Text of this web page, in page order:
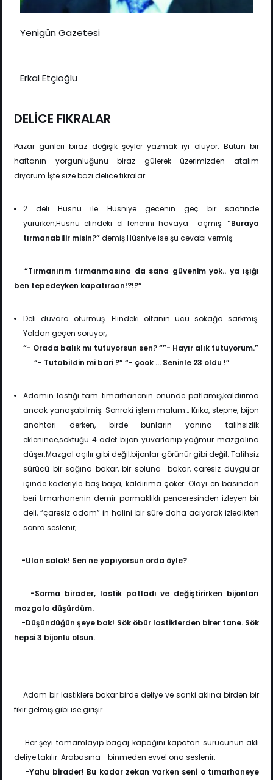
Yenigün Gazetesi
Erkal Etçioğlu
DELİCE FIKRALAR
Pazar günleri biraz değişik şeyler yazmak iyi oluyor. Bütün bir
haftanın yorgunluğunu biraz gülerek üzerimizden atalım
diyorum.İşte size bazı delice fıkralar.
2 deli Hüsnü ile Hüsniye gecenin geç bir saatinde
yürürken,Hüsnü elindeki el fenerini havaya açmış. “Buraya
tırmanabilir misin?”demiş.Hüsniye ise şu cevabı vermiş:
“Tırmanırım tırmanmasına da sana güvenim yok.. ya ışığı
ben tepedeyken kapatırsan!?!?”
Deli duvara oturmuş. Elindeki oltanın ucu sokağa sarkmış.
Yoldan geçen soruyor;
“- Orada balık mı tutuyorsun sen? “”- Hayır alık tutuyorum.”
“- Tutabildin mi bari ?” “- çook … Seninle 23 oldu !”
Adamın lastiği tam tımarhanenin önünde patlamış,kaldırıma
ancak yanaşabilmiş. Sonraki işlem malum… Kriko, stepne, bijon
anahtarı derken, birde bunların yanına talihsizlik
eklenince,söktüğü 4 adet bijon yuvarlanıp yağmur mazgalına
düşer.Mazgal açılır gibi değil,bijonlar görünür gibi değil. Talihsiz
sürücü bir sağına bakar, bir soluna bakar, çaresiz duygular
içinde kaderiyle baş başa, kaldırıma çöker. Olayı en basından
beri tımarhanenin demir parmaklıklı penceresinden izleyen bir
deli, “çaresiz adam” in halini bir süre daha acıyarak izledikten
sonra seslenir;
-Ulan salak! Sen ne yapıyorsun orda öyle?
-Sorma birader, lastik patladı ve değiştirirken bijonları
mazgala düşürdüm.
-Düşündüğün şeye bak! Sök öbür lastiklerden birer tane. Sök
hepsi 3 bijonlu olsun.
Adam bir lastiklere bakar birde deliye ve sanki aklına birden bir
fikir gelmiş gibi ise girişir.
Her şeyi tamamlayıp bagaj kapağını kapatan sürücünün akli
deliye takılır. Arabasına binmeden evvel ona seslenir:
-Yahu birader! Bu kadar zekan varken seni o tımarhaneye